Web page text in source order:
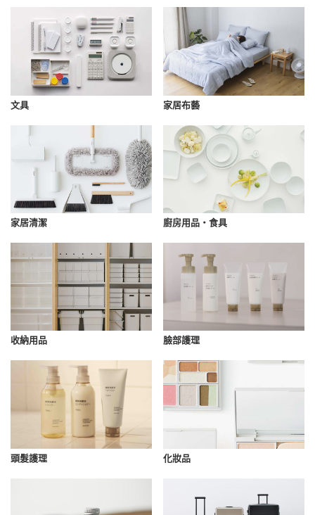
文具 家居布藝
家居清潔 廚房用品・食具
收納用品 臉部護理
頭髮護理 化妝品